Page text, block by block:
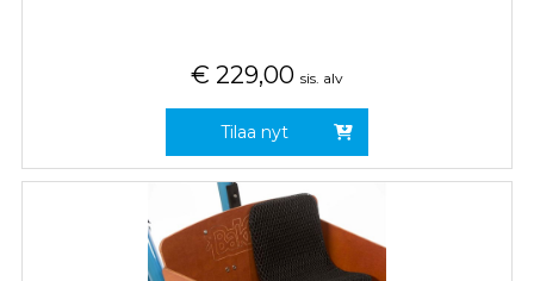
€ 229,00 sis. alv
Tilaa nyt